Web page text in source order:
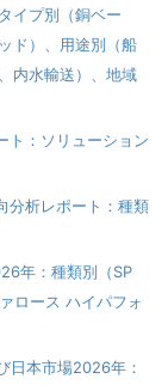
イプ別（銅ベー
ド）、用途別（船
内水輸送）、地域
ト：ソリューション
分析レポート：種類
年：種類別（SP
ロース ハイパフォ
日本市場2026年：